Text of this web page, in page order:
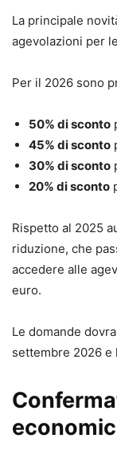
La principale
agevolazioni per
Per il 2026 sono
50% di sconto
45% di sconto
30% di sconto
20% di sconto
Rispetto al 2025
riduzione, che
accedere alle
euro.
Le domande
settembre 2026 e